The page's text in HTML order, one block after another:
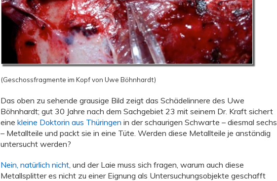
(Geschossfragmente im Kopf von Uwe Böhnhardt)
Das oben zu sehende grausige Bild zeigt das Schädelinnere des Uwe
Böhnhardt; gut 30 Jahre nach dem Sachgebiet 23 mit seinem Dr. Kraft sichert
eine kleine Doktorin aus Thüringen in der schaurigen Schwarte – diesmal sechs
– Metallteile und packt sie in eine Tüte. Werden diese Metallteile je anständig
untersucht werden?
Nein, natürlich nicht, und der Laie muss sich fragen, warum auch diese
Metallsplitter es nicht zu einer Eignung als Untersuchungsobjekte geschafft